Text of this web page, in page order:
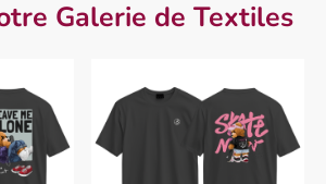
Galerie de Textiles